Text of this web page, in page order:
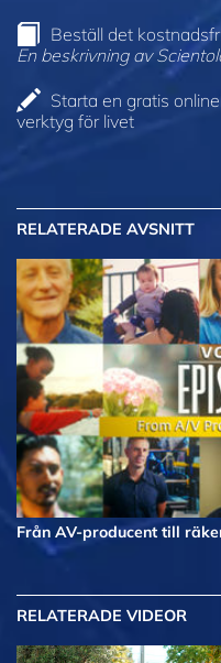
Beställ det
En beskrivning av
Starta en gratis
verktyg för livet
RELATERADE AVSNITT
Från AV-producent till
RELATERADE VIDEOR